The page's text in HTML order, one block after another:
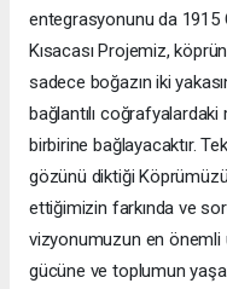
entegrasyonunu da 1915
Kısacası Projemiz,
sadece boğazın iki
bağlantılı
birbirine bağlayacaktır.
gözünü diktiği
ettiğimizin farkında ve
vizyonumuzun en önemli
gücüne ve toplumun